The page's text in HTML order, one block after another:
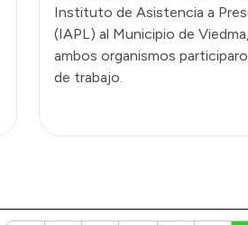
Instituto de Asistencia a
(IAPL) al Municipio de
ambos organismos
de trabajo.